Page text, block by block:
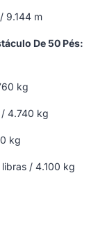
9.144 m
De 50 Pés:
kg
4.740 kg
kg
/ 4.100 kg